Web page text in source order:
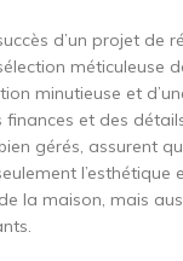
d’un projet de
méticuleuse
minutieuse et
et des
gérés, assurent
l’esthétique
la maison, mais